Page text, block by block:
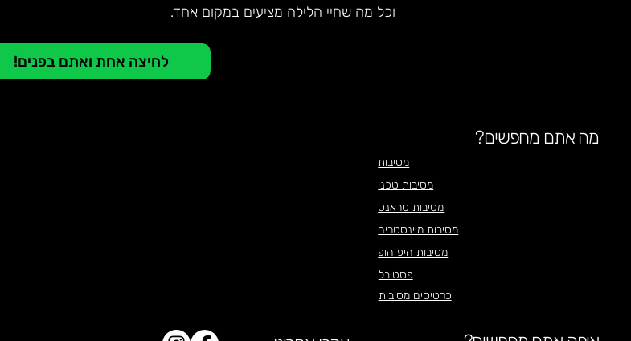
וכל מה שחיי הלילה מציעים במקום אחד.
לחיצה אחת ואתם בפנים!
מה אתם מחפשים?
מסיבות
מסיבות טכנו
מסיבות טראנס
מסיבות מיינסטרים
מסיבות היפ הופ
פסטיבל
כרטיסים מסיבות